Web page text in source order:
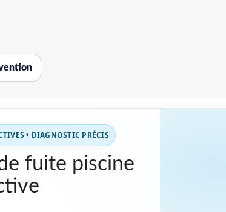
• DIAGNOSTIC PRÉCIS
fuite piscine